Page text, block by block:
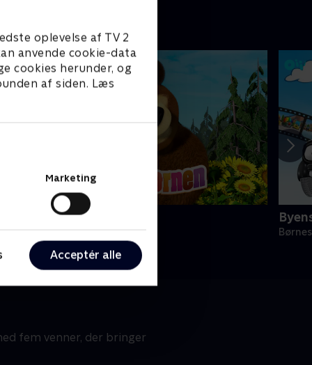
oplevelse af TV 2
anvende cookie-data
cookies herunder, og
af siden. Læs
Marketing
Acceptér alle
Masha og bjørnen
• 3 sæsoner
fem venner, der bringer